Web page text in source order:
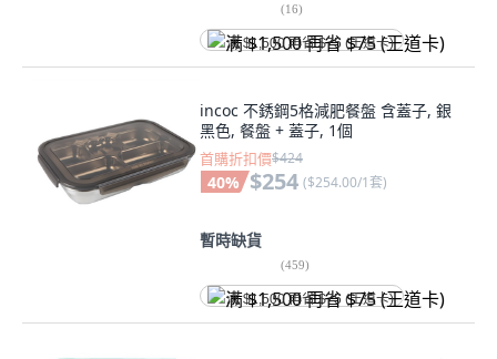
(16)
满 $1,500 再省 $75 (王道卡)
incoc 不銹鋼5格減肥餐盤 含蓋子, 銀
黑色, 餐盤 + 蓋子, 1個
首購折扣價$424
40% $254 ($254.00/1套)
暫時缺貨
(459)
满 $1,500 再省 $75 (王道卡)